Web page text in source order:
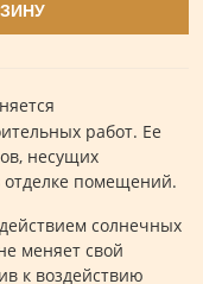
работ. Ее
несущих
отделке помещений.
солнечных
меняет свой
к воздействию